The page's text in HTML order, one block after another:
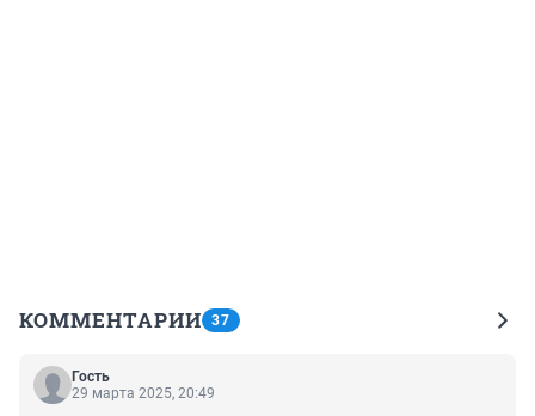
КОММЕНТАРИИ 37
Гость
29 марта 2025, 20:49